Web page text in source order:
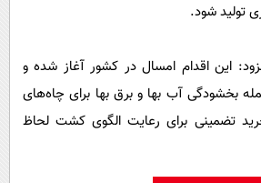
تولید شود.
این اقدام امسال در کشور آغاز شده و
بخشودگی آب بها و برق بها برای چاه‌های
تضمینی برای رعایت الگوی کشت لحاظ